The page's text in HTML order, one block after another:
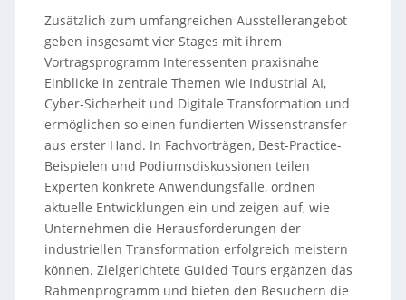
Zusätzlich zum umfangreichen Ausstellerangebot
geben insgesamt vier Stages mit ihrem
Vortragsprogramm Interessenten praxisnahe
Einblicke in zentrale Themen wie Industrial AI,
Cyber-Sicherheit und Digitale Transformation und
ermöglichen so einen fundierten Wissenstransfer
aus erster Hand. In Fachvorträgen, Best-Practice-
Beispielen und Podiumsdiskussionen teilen
Experten konkrete Anwendungsfälle, ordnen
aktuelle Entwicklungen ein und zeigen auf, wie
Unternehmen die Herausforderungen der
industriellen Transformation erfolgreich meistern
können. Zielgerichtete Guided Tours ergänzen das
Rahmenprogramm und bieten den Besuchern die